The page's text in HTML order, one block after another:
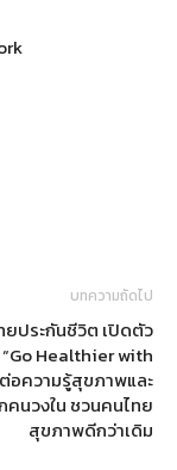
บทความถัดไป
ยประกันชีวิต เปิดตัว
“Go Healthier with
อความรู้สุขภาพและ
คนวงใน ชวนคนไทย
สุขภาพดีกว่าเดิม